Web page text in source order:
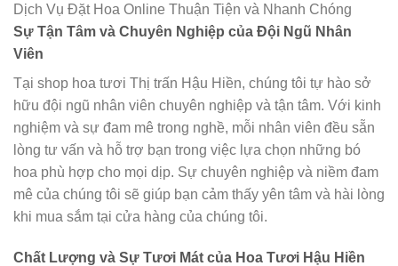
Dịch Vụ Đặt Hoa Online Thuận Tiện và Nhanh Chóng
Sự Tận Tâm và Chuyên Nghiệp của Đội Ngũ Nhân
Viên
Tại shop hoa tươi Thị trấn Hậu Hiền, chúng tôi tự hào sở
hữu đội ngũ nhân viên chuyên nghiệp và tận tâm. Với kinh
nghiệm và sự đam mê trong nghề, mỗi nhân viên đều sẵn
lòng tư vấn và hỗ trợ bạn trong việc lựa chọn những bó
hoa phù hợp cho mọi dịp. Sự chuyên nghiệp và niềm đam
mê của chúng tôi sẽ giúp bạn cảm thấy yên tâm và hài lòng
khi mua sắm tại cửa hàng của chúng tôi.
Chất Lượng và Sự Tươi Mát của Hoa Tươi Hậu Hiền